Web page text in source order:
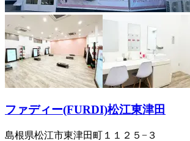
ファディー(FURDI)松江東津田
島根県松江市東津田町１１２５−３